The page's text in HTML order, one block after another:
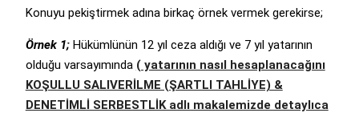
Konuyu pekiştirmek adına birkaç örnek vermek gerekirse;
Örnek 1;Hükümlünün 12 yıl ceza aldığı ve 7 yıl yatarının
olduğu varsayımında ( yatarının nasıl hesaplanacağını
KOŞULLU SALIVERİLME (ŞARTLI TAHLİYE) &
DENETİMLİ SERBESTLİK adlı makalemizde detaylıca